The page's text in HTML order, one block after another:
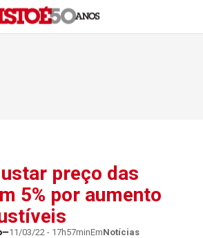
preço das
5% por aumento
11/03/22 - 17h57minEmNotícias